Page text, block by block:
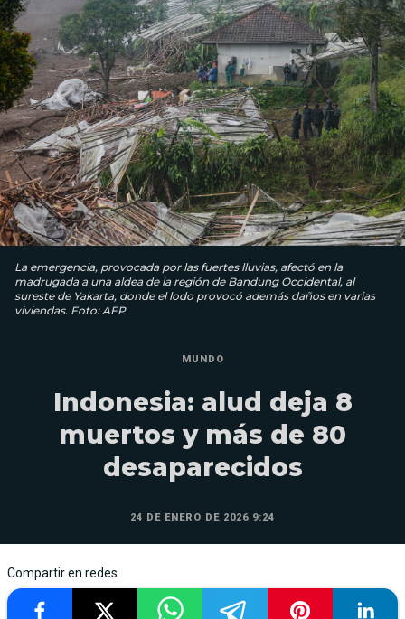
La emergencia, provocada por las fuertes lluvias, afectó en la
madrugada a una aldea de la región de Bandung Occidental, al
sureste de Yakarta, donde el lodo provocó además daños en varias
viviendas. Foto: AFP
MUNDO
Indonesia: alud deja 8
muertos y más de 80
desaparecidos
24 DE ENERO DE 2026 9:24
Compartir en redes